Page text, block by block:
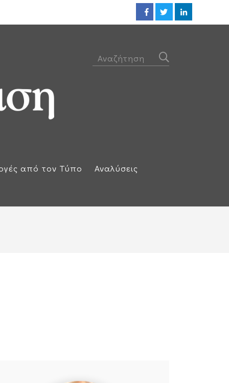
Προθεσμία για να
από τον Τύπο Αναλύσεις